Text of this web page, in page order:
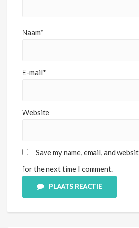
Naam*
E-mail*
Website
Save my name, email, and
for the next time I comment.
PLAATS REACTIE